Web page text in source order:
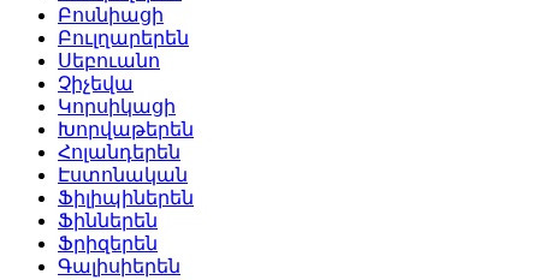
Բոսնիացի
Բուլղարերեն
Սեբուանո
Չիչեվա
Կորսիկացի
Խորվաթերեն
Հոլանդերեն
Էստոնական
Ֆիլիպիներեն
Ֆիններեն
Ֆրիզերեն
Գալիսիերեն